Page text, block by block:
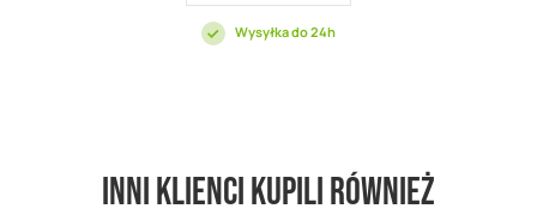
Wysyłka do 24h
Inni klienci kupili również